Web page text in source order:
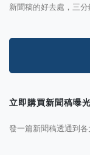
新聞稿的好去處，三
立即購買新聞稿曝光
發一篇新聞稿透通到